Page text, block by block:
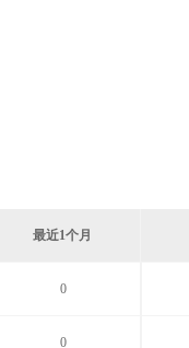
最近1个月
0
0